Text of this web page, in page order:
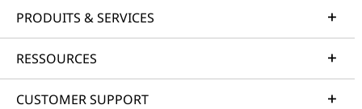
PRODUITS & SERVICES
RESSOURCES
CUSTOMER SUPPORT